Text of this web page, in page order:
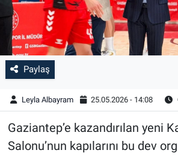
Paylaş
Leyla Albayram 25.05.2026 - 14:08
Gaziantep’e kazandırılan yeni
Salonu’nun kapılarını bu dev